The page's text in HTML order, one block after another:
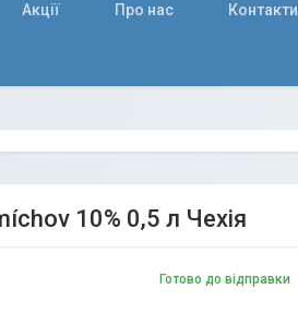
Акції Про нас Контакти
10% 0,5 л Чехія
Готово до відправки